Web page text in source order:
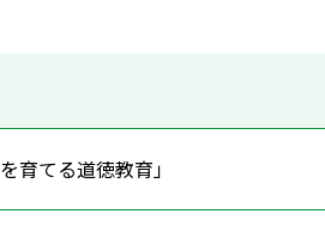
育てる道徳教育」